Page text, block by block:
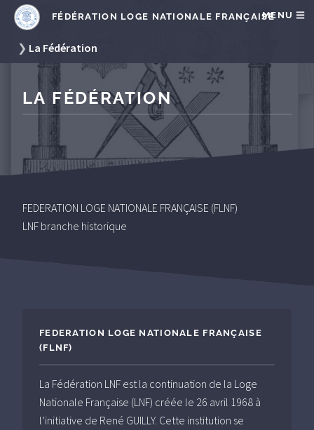
FÉDÉRATION LOGE NATIONALE FRANÇAISE
La Fédération
MENU
LA FÉDÉRATION
FEDERATION LOGE NATIONALE FRANÇAISE (FLNF)
LNF branche historique
FEDERATION LOGE NATIONALE FRANÇAISE
(FLNF)
La Fédération LNF est la continuation de la Loge
Nationale Française (LNF) créée le 26 avril 1968 à
l’initiative de René GUILLY. Cette institution se